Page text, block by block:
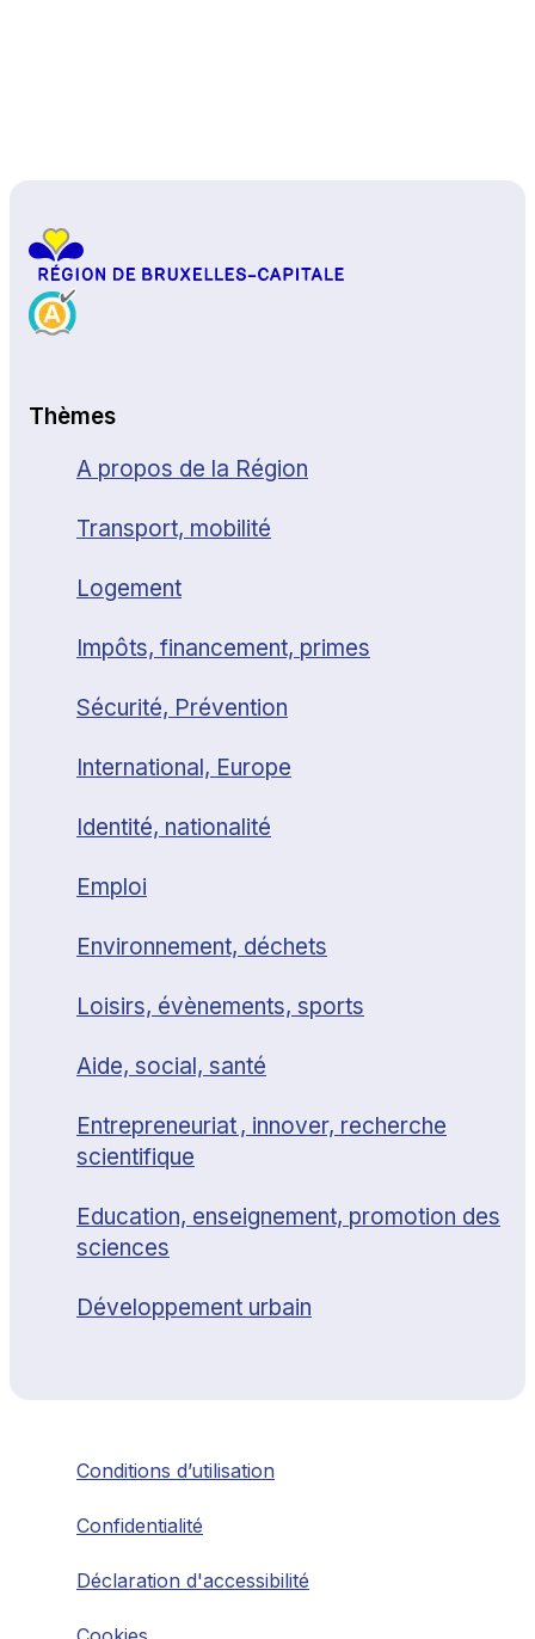
Thèmes
A propos de la Région
Transport, mobilité
Logement
Impôts, financement, primes
Sécurité, Prévention
International, Europe
Identité, nationalité
Emploi
Environnement, déchets
Loisirs, évènements, sports
Aide, social, santé
Entrepreneuriat , innover, recherche
scientifique
Education, enseignement, promotion des
sciences
Développement urbain
Conditions d’utilisation
Confidentialité
Déclaration d'accessibilité